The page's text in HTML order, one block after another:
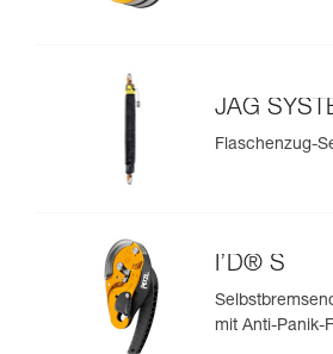
JAG
Flaschenzug-
I’D® S
mit Anti-Panik-